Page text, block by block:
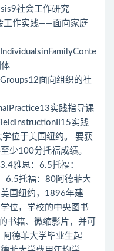
社会工作研究
工作实践——面向家庭
面向组织的社
实践指导课
实践
位于美国纽约。 要获
少100分托福成绩。
雅思：6.5托福：
6.5托福：80阿德菲大
国纽约，1896年建
位，学校的中央图书
书籍、微缩影片，并可
德菲大学毕业生起